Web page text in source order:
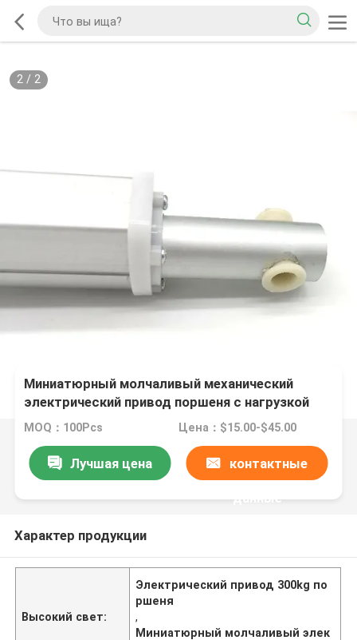
2/ 2
Миниатюрный молчаливый механический
электрический привод поршеня с нагрузкой
300kg
MOQ：100Pcs Цена：$15.00-$45.00
Лучшая цена контактные
данные
Характер продукции
Высокий свет:
Электрический привод 300kg по
ршеня
,
Миниатюрный молчаливый элек